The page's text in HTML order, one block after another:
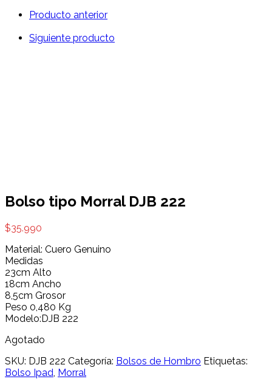
Producto anterior
Siguiente producto
Bolso tipo Morral DJB 222
$35.990
Material: Cuero Genuino
Medidas
23cm Alto
18cm Ancho
8,5cm Grosor
Peso 0,480 Kg
Modelo:DJB 222
Agotado
SKU: DJB 222 Categoría: Bolsos de Hombro Etiquetas:
Bolso Ipad Morral